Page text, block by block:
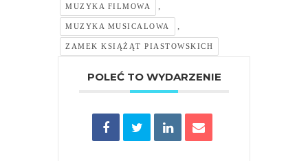
MUZYKA FILMOWA ,
MUZYKA MUSICALOWA ,
ZAMEK KSIĄŻĄT PIASTOWSKICH
POLEĆ TO WYDARZENIE